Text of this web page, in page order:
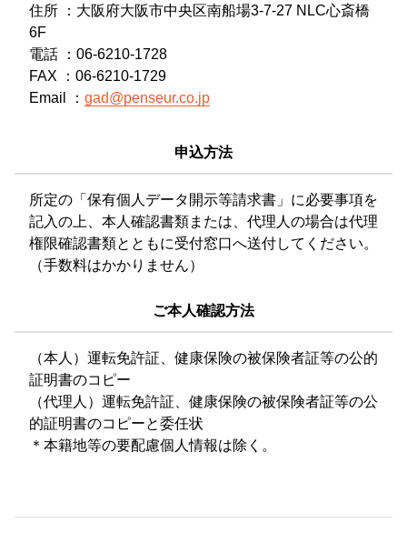
住所 ：大阪府大阪市中央区南船場3-7-27 NLC心斎橋
6F
電話 ：06-6210-1728
FAX ：06-6210-1729
Email ： gad@penseur.co.jp
申込方法
所定の「保有個人データ開示等請求書」に必要事項を
記入の上、本人確認書類または、代理人の場合は代理
権限確認書類とともに受付窓口へ送付してください。
（手数料はかかりません）
ご本人確認方法
（本人）運転免許証、健康保険の被保険者証等の公的
証明書のコピー
（代理人）運転免許証、健康保険の被保険者証等の公
的証明書のコピーと委任状
＊本籍地等の要配慮個人情報は除く。